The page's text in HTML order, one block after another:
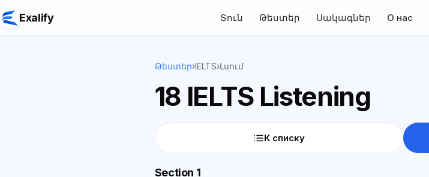
Exalify Տուն Թեստեր Սակագներ О нас
Թեստեր›IELTS›Լսում
18 IELTS Listening
К списку
Section 1